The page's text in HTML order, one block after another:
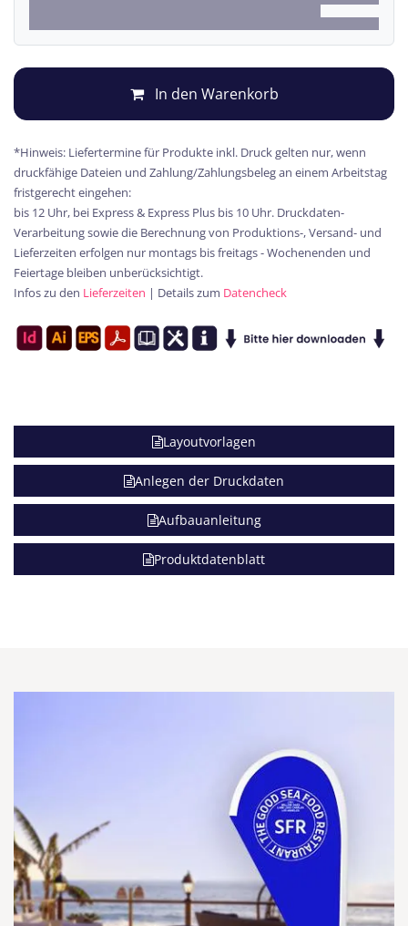
In den Warenkorb
*Hinweis: Liefertermine für Produkte inkl. Druck gelten nur, wenn
druckfähige Dateien und Zahlung/Zahlungsbeleg an einem Arbeitstag
fristgerecht eingehen:
bis 12 Uhr, bei Express & Express Plus bis 10 Uhr. Druckdaten-
Verarbeitung sowie die Berechnung von Produktions-, Versand- und
Lieferzeiten erfolgen nur montags bis freitags - Wochenenden und
Feiertage bleiben unberücksichtigt.
Infos zu den Lieferzeiten | Details zum Datencheck
Layoutvorlagen
Anlegen der Druckdaten
Aufbauanleitung
Produktdatenblatt